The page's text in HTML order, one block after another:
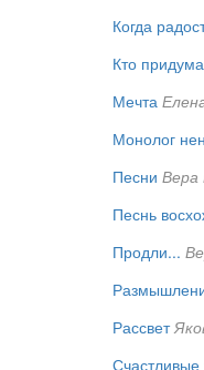
Когда
Кто
Мечта
Монолог
Песни Вера
Песнь
Продли...
Рассвет
Счастливые